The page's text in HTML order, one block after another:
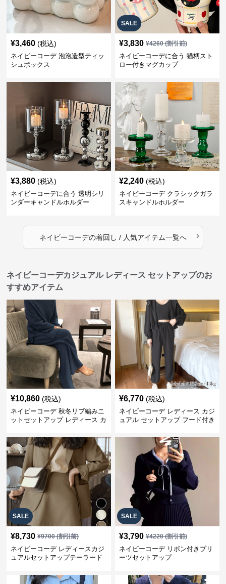
¥3,460 (税込)
ネイビーコーデ 泡泡造型ティッ
シュボックス
SALE
¥3,830 ¥4260(割引前)
ネイビーコーデに合う 猫柄スト
ロー付きマグカップ
¥3,880 (税込)
ネイビーコーデに合う 透明シリ
ンダーキャンドルホルダー
¥2,240 (税込)
ネイビーコーデ クラシックガラ
スキャンドルホルダー
ネイビーコーデの着回し / 人気アイテム一覧へ ›
ネイビーコーデカジュアル レディース セットアップのお
すすめアイテム
¥10,860 (税込)
ネイビーコーデ 秋冬リブ編みニ
ットセットアップ レディース カ
¥6,770 (税込)
ネイビーコーデ レディース カジ
ュアル セットアップ フード付き
SALE
¥8,730 ¥9700(割引前)
ネイビーコーデ レディースカジ
ュアルセットアップテーラード
SALE
¥3,790 ¥4220(割引前)
ネイビーコーデ リボン付きプリ
ーツセットアップ